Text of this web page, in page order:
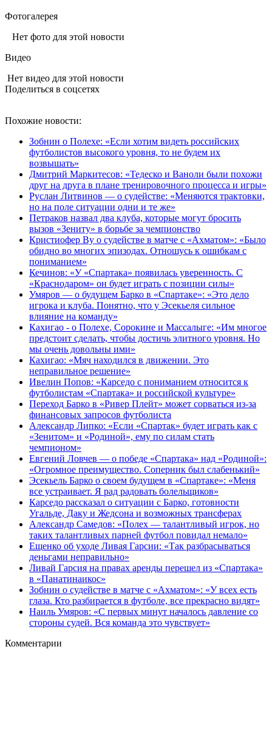
Фотогалерея
Нет фото для этой новости
Видео
Нет видео для этой новости
Поделиться в соцсетях
Похожие новости:
Зобнин о Полехе: «Если хотим видеть российских
футболистов высокого уровня, то не будем их
возвышать»
Дмитрий Маркитесов: «Тедеско и Ваноли были похожи
друг на друга в плане тренировочного процесса и игры»
Руслан Литвинов — о судействе: «Меняются трактовки,
но на поле ситуации одни и те же»
Петраков назвал два клуба, которые могут бросить
вызов «Зениту» в борьбе за чемпионство
Кристиофер Ву о судействе в матче с «Ахматом»: «Было
обидно во многих эпизодах. Отношусь к ошибкам с
пониманием»
Кечинов: «У «Спартака» появилась уверенность. С
«Краснодаром» он будет играть с позиции силы»
Умяров — о будущем Барко в «Спартаке»: «Это дело
игрока и клуба. Понятно, что у Эсекьеля сильное
влияние на команду»
Кахигао - о Полехе, Сорокине и Массалыге: «Им многое
предстоит сделать, чтобы достичь элитного уровня. Но
мы очень довольны ими»
Кахигао: «Мяч находился в движении. Это
неправильное решение»
Ивелин Попов: «Карседо с пониманием относится к
футболистам «Спартака» и российской культуре»
Переход Барко в «Ривер Плейт» может сорваться из‑за
финансовых запросов футболиста
Александр Липко: «Если «Спартак» будет играть как с
«Зенитом» и «Родиной», ему по силам стать
чемпионом»
Евгений Ловчев — о победе «Спартака» над «Родиной»:
«Огромное преимущество. Соперник был слабенький»
Эсекьель Барко о своем будущем в «Спартаке»: «Меня
все устраивает. Я рад радовать болельщиков»
Карседо рассказал о ситуации с Барко, готовности
Угальде, Даку и Жедсона и возможных трансферах
Александр Самедов: «Полех — талантливый игрок, но
таких талантливых парней футбол повидал немало»
Ещенко об уходе Ливая Гарсии: «Так разбрасываться
деньгами неправильно»
Ливай Гарсия на правах аренды перешел из «Спартака»
в «Панатинаикос»
Зобнин о судействе в матче с «Ахматом»: «У всех есть
глаза. Кто разбирается в футболе, все прекрасно видят»
Наиль Умяров: «С первых минут началось давление со
стороны судей. Вся команда это чувствует»
Комментарии